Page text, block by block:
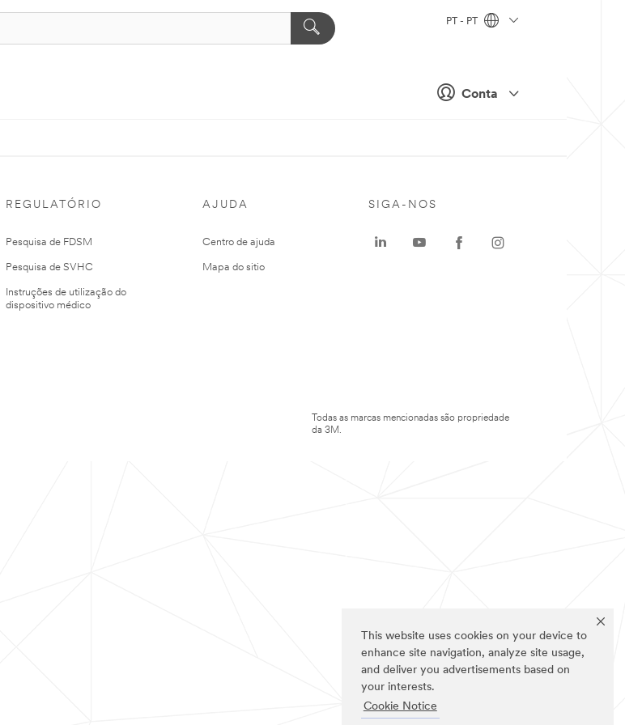
This website uses cookies on your device to
enhance site navigation, analyze site usage,
and deliver you advertisements based on
your interests.
Cookie Notice
Conta
PT - PT
REGULATÓRIO
Pesquisa de FDSM
Pesquisa de SVHC
Instruções de utilização do
dispositivo médico
AJUDA
Centro de ajuda
Mapa do sitio
SIGA-NOS
Todas as marcas mencionadas são propriedade
da 3M.